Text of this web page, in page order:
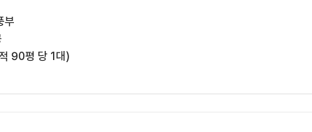
부
90평 당 1대)